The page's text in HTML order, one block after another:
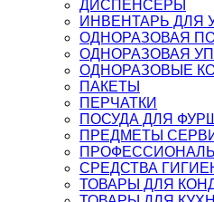
ДИСПЕНСЕРЫ
ИНВЕНТАРЬ ДЛЯ
ОДНОРАЗОВАЯ
ОДНОРАЗОВАЯ
ОДНОРАЗОВЫЕ
ПАКЕТЫ
ПЕРЧАТКИ
ПОСУДА ДЛЯ
ПРЕДМЕТЫ
СРЕДСТВА
ТОВАРЫ ДЛЯ